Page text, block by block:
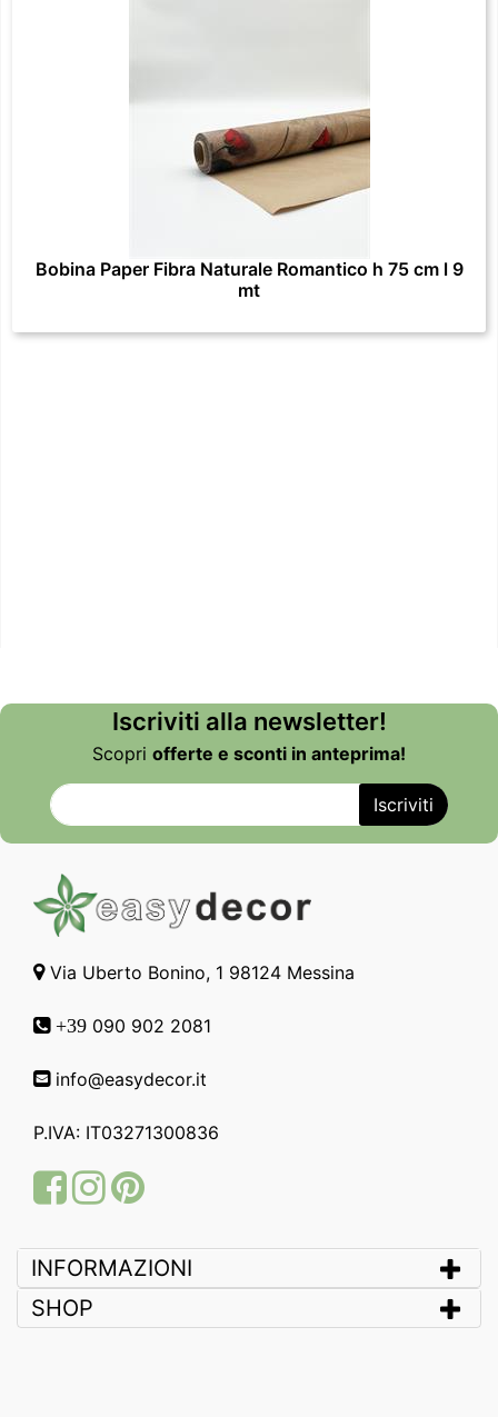
Bobina Paper Fibra Naturale Romantico h 75 cm l 9
mt
Iscriviti alla newsletter!
Scopri offerte e sconti in anteprima!
Via Uberto Bonino, 1 98124 Messina
+39 090 902 2081
info@easydecor.it
P.IVA: IT03271300836
FacebookInstagram
Pinterest
INFORMAZIONI
SHOP